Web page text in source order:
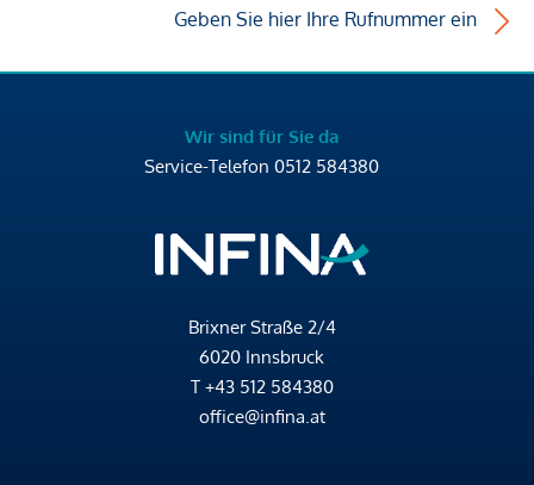
Geben Sie hier Ihre Rufnummer ein
Wir sind für Sie da
Service-Telefon 0512 584380
Brixner Straße 2/4
6020 Innsbruck
T +43 512 584380
office@infina.at